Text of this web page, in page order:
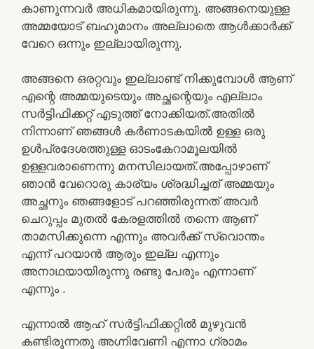
കാണുന്നവർ അധികമായിരുന്നു. അങ്ങനെയുള്ള
അമ്മയോട് ബഹുമാനം അല്ലാതെ ആൾക്കാർക്ക്
വേറെ ഒന്നും ഇല്ലായിരുന്നു.
അങ്ങനെ ഒരറ്റവും ഇല്ലാണ്ട് നിക്കുമ്പോൾ ആണ്
എന്റെ അമ്മയുടെയും അച്ഛന്റെയും എല്ലാം
സർട്ടിഫിക്കറ്റ് എടുത്ത് നോക്കിയത്.അതിൽ
നിന്നാണ് ഞങ്ങൾ കർണാടകയിൽ ഉള്ള ഒരു
ഉൾപ്രദേശത്തുള്ള ഓടംകേറാമൂലയിൽ
ഉള്ളവരാണെന്നു മനസിലായത്.അപ്പോഴാണ്
ഞാൻ വേറൊരു കാര്യം ശ്രദ്ധിച്ചത് അമ്മയും
അച്ഛനും ഞങ്ങളോട് പറഞ്ഞിരുന്നത് അവർ
ചെറുപ്പം മുതൽ കേരളത്തിൽ തന്നെ ആണ്
താമസിക്കുന്നെ എന്നും അവർക്ക് സ്വൊന്തം
എന്ന് പറയാൻ ആരും ഇല്ല എന്നും
അനാഥയായിരുന്നു രണ്ടു പേരും എന്നാണ്
എന്നും .
എന്നാൽ ആഹ് സർട്ടിഫിക്കറ്റിൽ മുഴുവൻ
കണ്ടിരുന്നതു അഗ്നിവേണി എന്നാ ഗ്രാമം